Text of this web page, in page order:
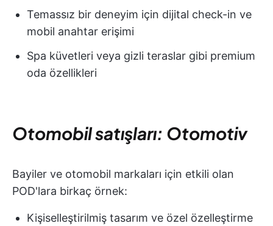
Temassız bir deneyim için dijital check-in ve
mobil anahtar erişimi
Spa küvetleri veya gizli teraslar gibi premium
oda özellikleri
Otomobil satışları: Otomotiv
Bayiler ve otomobil markaları için etkili olan
POD'lara birkaç örnek:
Kişiselleştirilmiş tasarım ve özel özelleştirme